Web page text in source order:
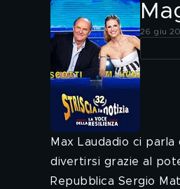
26 giu
Max Laudadio ci
divertirsi grazie al
Repubblica Sergio